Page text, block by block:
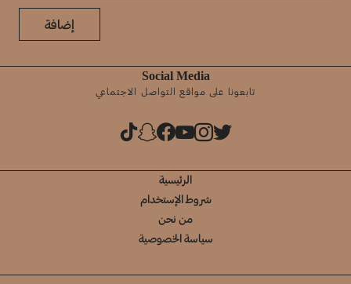
إضافة
Social Media
تابعونا على مواقع التواصل الاجتماعي
الرئيسية
شروط الإستخدام
من نحن
سياسة الخصوصية